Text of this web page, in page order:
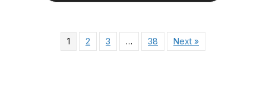
1 2 3 … 38 Next »